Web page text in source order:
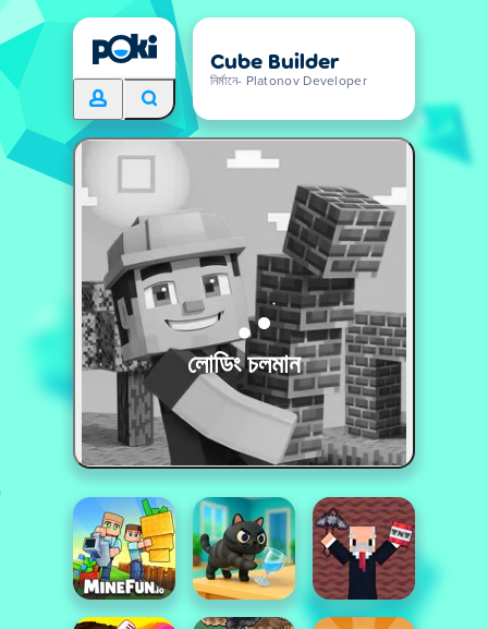
Cube Builder
নির্মানে- Platonov Developer
লোডিং চলমান